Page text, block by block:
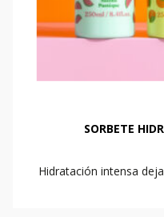
SORBETE
Hidratación intensa